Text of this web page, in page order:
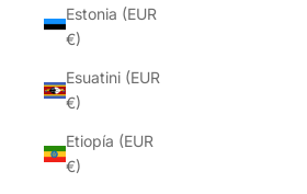
Estonia (EUR
€)
Esuatini (EUR
€)
Etiopía (EUR
€)